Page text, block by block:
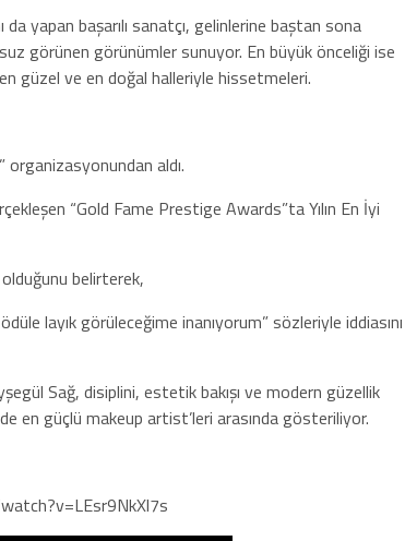
yapan başarılı sanatçı, gelinlerine baştan sona
görünen görünümler sunuyor. En büyük önceliği ise
güzel ve en doğal halleriyle hissetmeleri.
organizasyonundan aldı.
“Gold Fame Prestige Awards”ta Yılın En İyi
olduğunu belirterek,
layık görüleceğime inanıyorum” sözleriyle iddiasını
Sağ, disiplini, estetik bakışı ve modern güzellik
en güçlü makeup artist’leri arasında gösteriliyor.